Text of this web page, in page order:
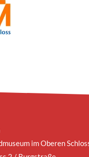
im Oberen